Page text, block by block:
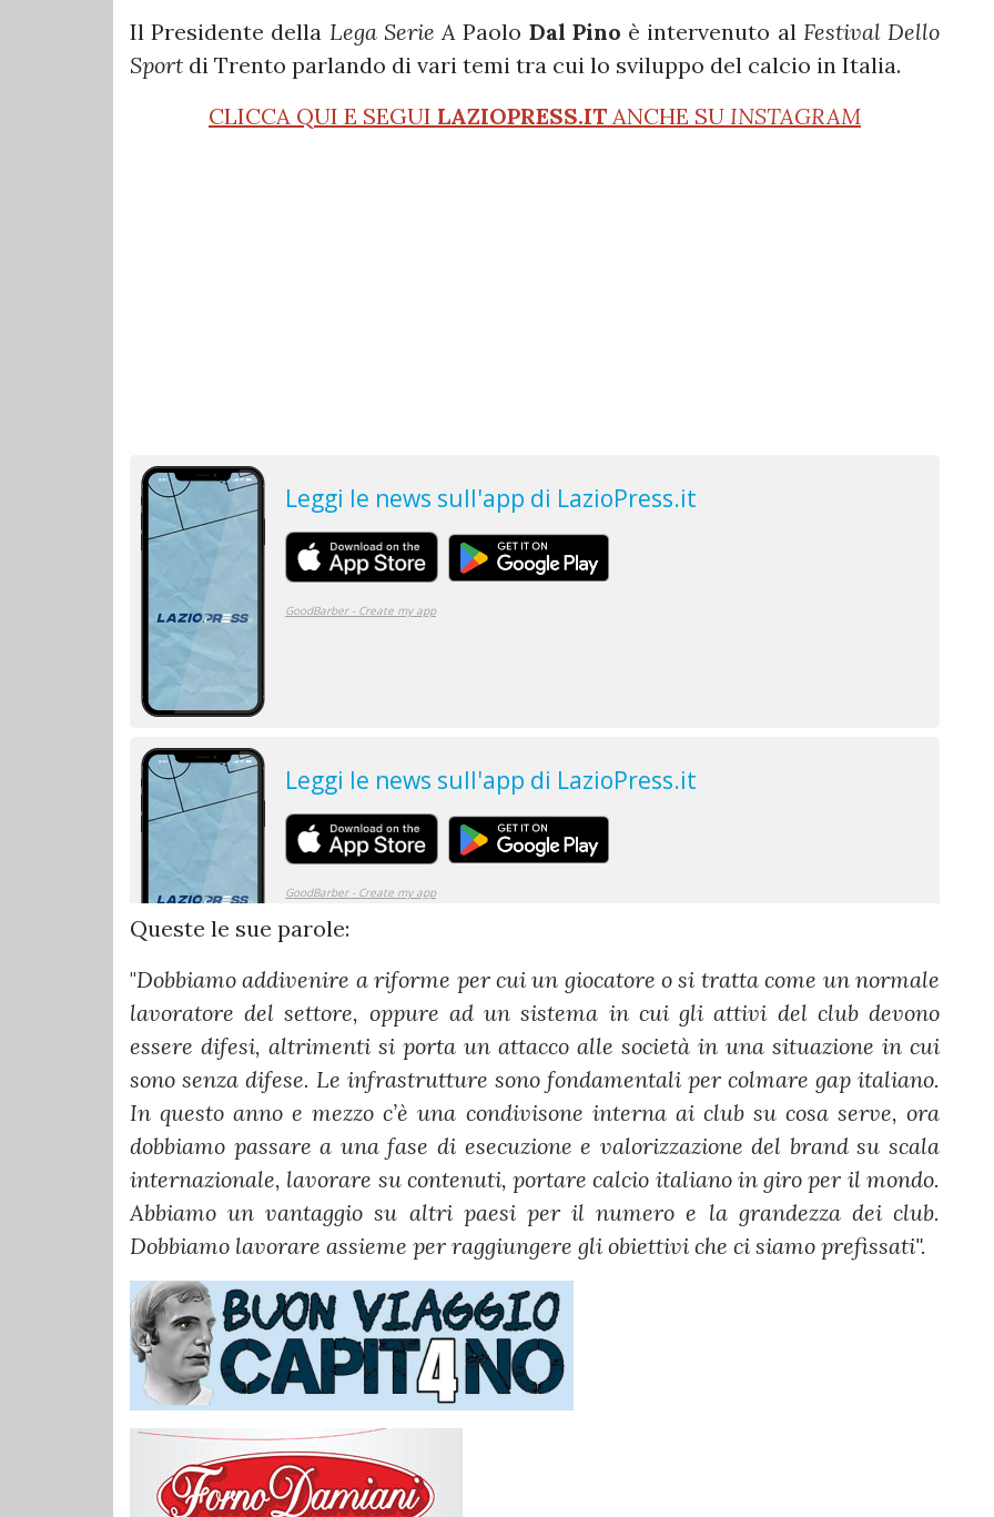
Il Presidente della Lega Serie A Paolo Dal Pino è intervenuto al Festival Dello
Sport di Trento parlando di vari temi tra cui lo sviluppo del calcio in Italia.
CLICCA QUI E SEGUI LAZIOPRESS.IT ANCHE SU INSTAGRAM
Queste le sue parole:
"Dobbiamo addivenire a riforme per cui un giocatore o si tratta come un normale
lavoratore del settore, oppure ad un sistema in cui gli attivi del club devono
essere difesi, altrimenti si porta un attacco alle società in una situazione in cui
sono senza difese. Le infrastrutture sono fondamentali per colmare gap italiano.
In questo anno e mezzo c’è una condivisone interna ai club su cosa serve, ora
dobbiamo passare a una fase di esecuzione e valorizzazione del brand su scala
internazionale, lavorare su contenuti, portare calcio italiano in giro per il mondo.
Abbiamo un vantaggio su altri paesi per il numero e la grandezza dei club.
Dobbiamo lavorare assieme per raggiungere gli obiettivi che ci siamo prefissati".